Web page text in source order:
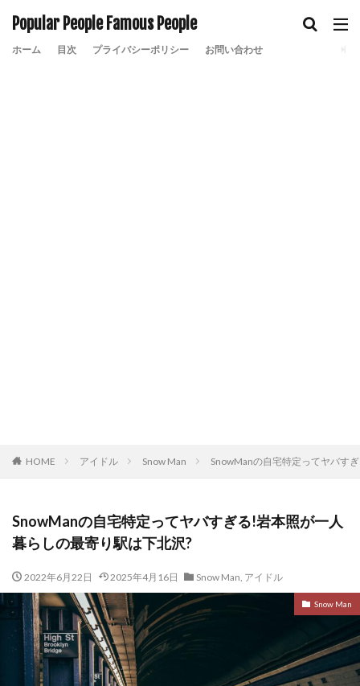
Popular People Famous People
ホーム 目次 プライバシーポリシー お問い合わせ
HOME アイドル Snow Man SnowManの自宅特定ってヤバす
SnowManの自宅特定ってヤバすぎる!岩本照が一人
暮らしの最寄り駅は下北沢?
2022年6月22日 2025年4月16日 Snow Man, アイドル
Snow Man